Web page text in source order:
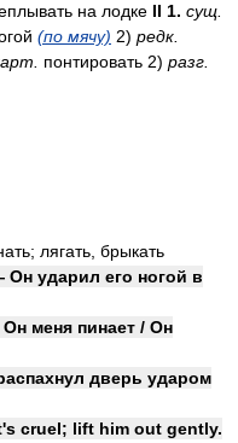
на лодке II 1. сущ.
(по мячу) 2) редк.
понтировать 2) разг.
лягать, брыкать
ударил его ногой в
меня пинает / Он
дверь ударом
cruel; lift him out gently.